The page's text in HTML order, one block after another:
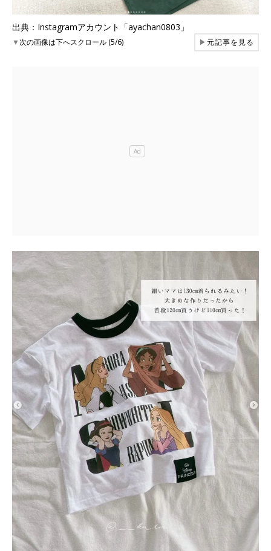
出典：Instagramアカウント「ayachan0803」
▼次の画像は下へスクロール (5/6) ▶元記事を見る